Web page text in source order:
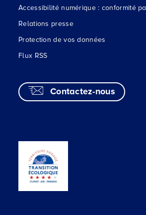
Accessibilité numérique : conformité
Relations presse
Protection de vos données
Flux RSS
Contactez-nous